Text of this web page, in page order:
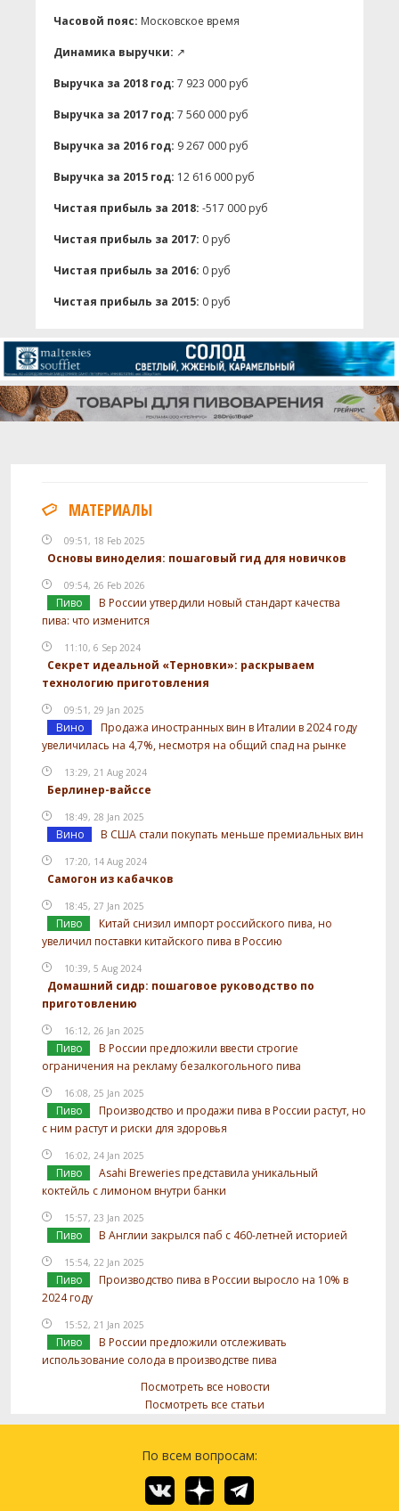
Часовой пояс: Московское время
Динамика выручки: ↗
Выручка за 2018 год: 7 923 000 руб
Выручка за 2017 год: 7 560 000 руб
Выручка за 2016 год: 9 267 000 руб
Выручка за 2015 год: 12 616 000 руб
Чистая прибыль за 2018: -517 000 руб
Чистая прибыль за 2017: 0 руб
Чистая прибыль за 2016: 0 руб
Чистая прибыль за 2015: 0 руб
МАТЕРИАЛЫ
09:51, 18 Feb 2025
Основы виноделия: пошаговый гид для новичков
09:54, 26 Feb 2026
Пиво
В России утвердили новый стандарт качества
пива: что изменится
11:10, 6 Sep 2024
Секрет идеальной «Терновки»: раскрываем
технологию приготовления
09:51, 29 Jan 2025
Вино
Продажа иностранных вин в Италии в 2024 году
увеличилась на 4,7%, несмотря на общий спад на рынке
13:29, 21 Aug 2024
Берлинер-вайссе
18:49, 28 Jan 2025
Вино В США стали покупать меньше премиальных вин
17:20, 14 Aug 2024
Самогон из кабачков
18:45, 27 Jan 2025
Пиво
Китай снизил импорт российского пива, но
увеличил поставки китайского пива в Россию
10:39, 5 Aug 2024
Домашний сидр: пошаговое руководство по
приготовлению
16:12, 26 Jan 2025
Пиво
В России предложили ввести строгие
ограничения на рекламу безалкогольного пива
16:08, 25 Jan 2025
Пиво
Производство и продажи пива в России растут, но
с ним растут и риски для здоровья
16:02, 24 Jan 2025
Пиво
Asahi Breweries представила уникальный
коктейль с лимоном внутри банки
15:57, 23 Jan 2025
Пиво В Англии закрылся паб с 460-летней историей
15:54, 22 Jan 2025
Пиво
Производство пива в России выросло на 10% в
2024 году
15:52, 21 Jan 2025
Пиво
В России предложили отслеживать
использование солода в производстве пива
Посмотреть все новости
Посмотреть все статьи
По всем вопросам: